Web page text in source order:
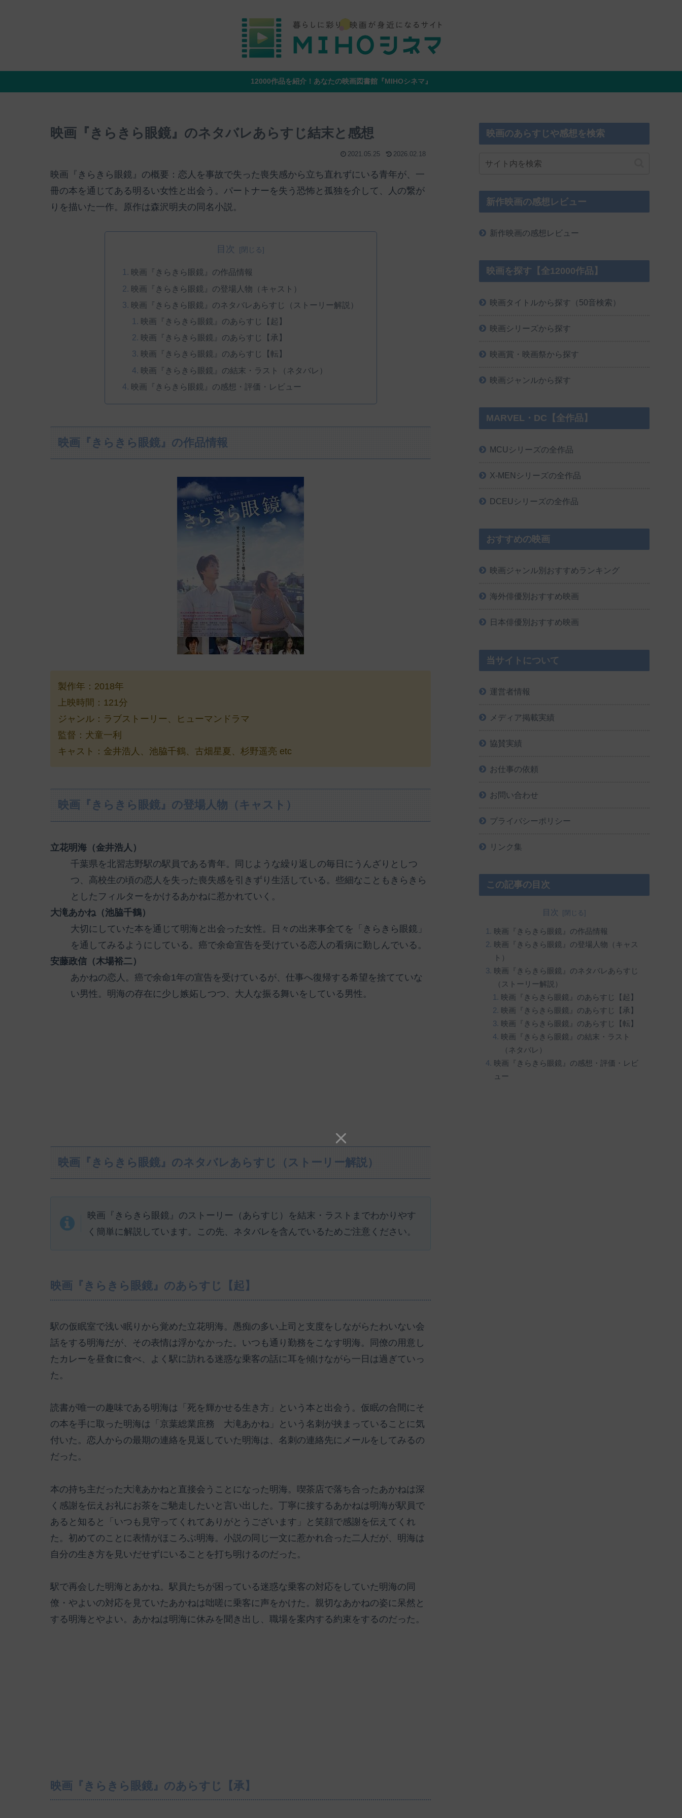
12000作品を紹介！あなたの映画図書館『MIHOシネマ』
映画『きらきら眼鏡』のネタバレあらすじ結末と感想
2021.05.25 2026.02.18
映画『きらきら眼鏡』の概要：恋人を事故で失った喪失感から立ち直れずにいる青年が、一
冊の本を通じてある明るい女性と出会う。パートナーを失う恐怖と孤独を介して、人の繋が
りを描いた一作。原作は森沢明夫の同名小説。
目次
映画『きらきら眼鏡』の作品情報
映画『きらきら眼鏡』の登場人物（キャスト）
映画『きらきら眼鏡』のネタバレあらすじ（ストーリー解説）
映画『きらきら眼鏡』のあらすじ【起】
映画『きらきら眼鏡』のあらすじ【承】
映画『きらきら眼鏡』のあらすじ【転】
映画『きらきら眼鏡』の結末・ラスト（ネタバレ）
映画『きらきら眼鏡』の感想・評価・レビュー
映画『きらきら眼鏡』の作品情報
製作年：2018年
上映時間：121分
ジャンル：ラブストーリー、ヒューマンドラマ
監督：犬童一利
キャスト：金井浩人、池脇千鶴、古畑星夏、杉野遥亮 etc
映画『きらきら眼鏡』の登場人物（キャスト）
立花明海（金井浩人）
千葉県を北習志野駅の駅員である青年。同じような繰り返しの毎日にうんざりとしつ
つ、高校生の頃の恋人を失った喪失感を引きずり生活している。些細なこともきらきら
としたフィルターをかけるあかねに惹かれていく。
大滝あかね（池脇千鶴）
大切にしていた本を通じて明海と出会った女性。日々の出来事全てを「きらきら眼鏡」
を通してみるようにしている。癌で余命宣告を受けている恋人の看病に勤しんでいる。
安藤政信（木場裕二）
あかねの恋人。癌で余命1年の宣告を受けているが、仕事へ復帰する希望を捨てていな
い男性。明海の存在に少し嫉妬しつつ、大人な振る舞いをしている男性。
映画『きらきら眼鏡』のネタバレあらすじ（ストーリー解説）
映画『きらきら眼鏡』のストーリー（あらすじ）を結末・ラストまでわかりやす
く簡単に解説しています。この先、ネタバレを含んでいるためご注意ください。
映画『きらきら眼鏡』のあらすじ【起】
駅の仮眠室で浅い眠りから覚めた立花明海。愚痴の多い上司と支度をしながらたわいない会
話をする明海だが、その表情は浮かなかった。いつも通り勤務をこなす明海。同僚の用意し
たカレーを昼食に食べ、よく駅に訪れる迷惑な乗客の話に耳を傾けながら一日は過ぎていっ
た。
読書が唯一の趣味である明海は「死を輝かせる生き方」という本と出会う。仮眠の合間にそ
の本を手に取った明海は「京葉総業庶務 大滝あかね」という名刺が挟まっていることに気
付いた。恋人からの最期の連絡を見返していた明海は、名刺の連絡先にメールをしてみるの
だった。
本の持ち主だった大滝あかねと直接会うことになった明海。喫茶店で落ち合ったあかねは深
く感謝を伝えお礼にお茶をご馳走したいと言い出した。丁寧に接するあかねは明海が駅員で
あると知ると「いつも見守ってくれてありがとうございます」と笑顔で感謝を伝えてくれ
た。初めてのことに表情がほころぶ明海。小説の同じ一文に惹かれ合った二人だが、明海は
自分の生き方を見いだせずにいることを打ち明けるのだった。
駅で再会した明海とあかね。駅員たちが困っている迷惑な乗客の対応をしていた明海の同
僚・やよいの対応を見ていたあかねは咄嗟に乗客に声をかけた。親切なあかねの姿に呆然と
する明海とやよい。あかねは明海に休みを聞き出し、職場を案内する約束をするのだった。
映画『きらきら眼鏡』のあらすじ【承】
映画のあらすじや感想を検索
新作映画の感想レビュー
新作映画の感想レビュー
映画を探す【全12000作品】
映画タイトルから探す（50音検索）
映画シリーズから探す
映画賞・映画祭から探す
映画ジャンルから探す
MARVEL・DC【全作品】
MCUシリーズの全作品
X-MENシリーズの全作品
DCEUシリーズの全作品
おすすめの映画
映画ジャンル別おすすめランキング
海外俳優別おすすめ映画
日本俳優別おすすめ映画
当サイトについて
運営者情報
メディア掲載実績
協賛実績
お仕事の依頼
お問い合わせ
プライバシーポリシー
リンク集
この記事の目次
目次
映画『きらきら眼鏡』の作品情報
映画『きらきら眼鏡』の登場人物（キャス
ト）
映画『きらきら眼鏡』のネタバレあらすじ
（ストーリー解説）
映画『きらきら眼鏡』のあらすじ【起】
映画『きらきら眼鏡』のあらすじ【承】
映画『きらきら眼鏡』のあらすじ【転】
映画『きらきら眼鏡』の結末・ラスト
（ネタバレ）
映画『きらきら眼鏡』の感想・評価・レビ
ュー